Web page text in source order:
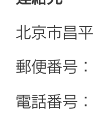
北京市昌
郵便番号
電話番号